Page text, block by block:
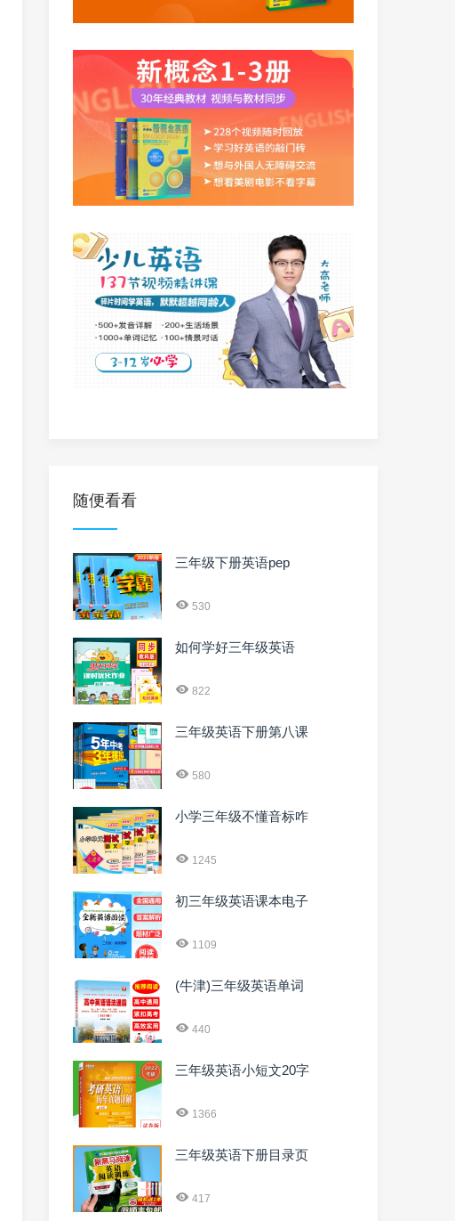
随便看看
三年级下册英语pep
530
如何学好三年级英语
822
三年级英语下册第八课
580
小学三年级不懂音标咋
1245
初三年级英语课本电子
1109
(牛津)三年级英语单词
440
三年级英语小短文20字
1366
三年级英语下册目录页
417